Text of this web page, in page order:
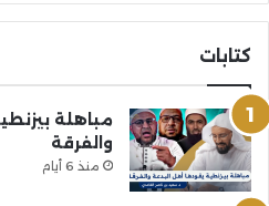
كتابات
مباهلة
والفرقة
منذ 6 أيام